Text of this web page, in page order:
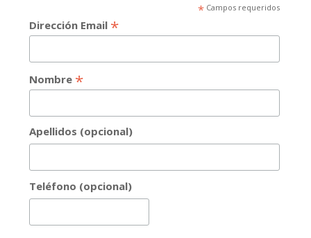
*Campos requeridos
Dirección Email *
Nombre *
Apellidos (opcional)
Teléfono (opcional)